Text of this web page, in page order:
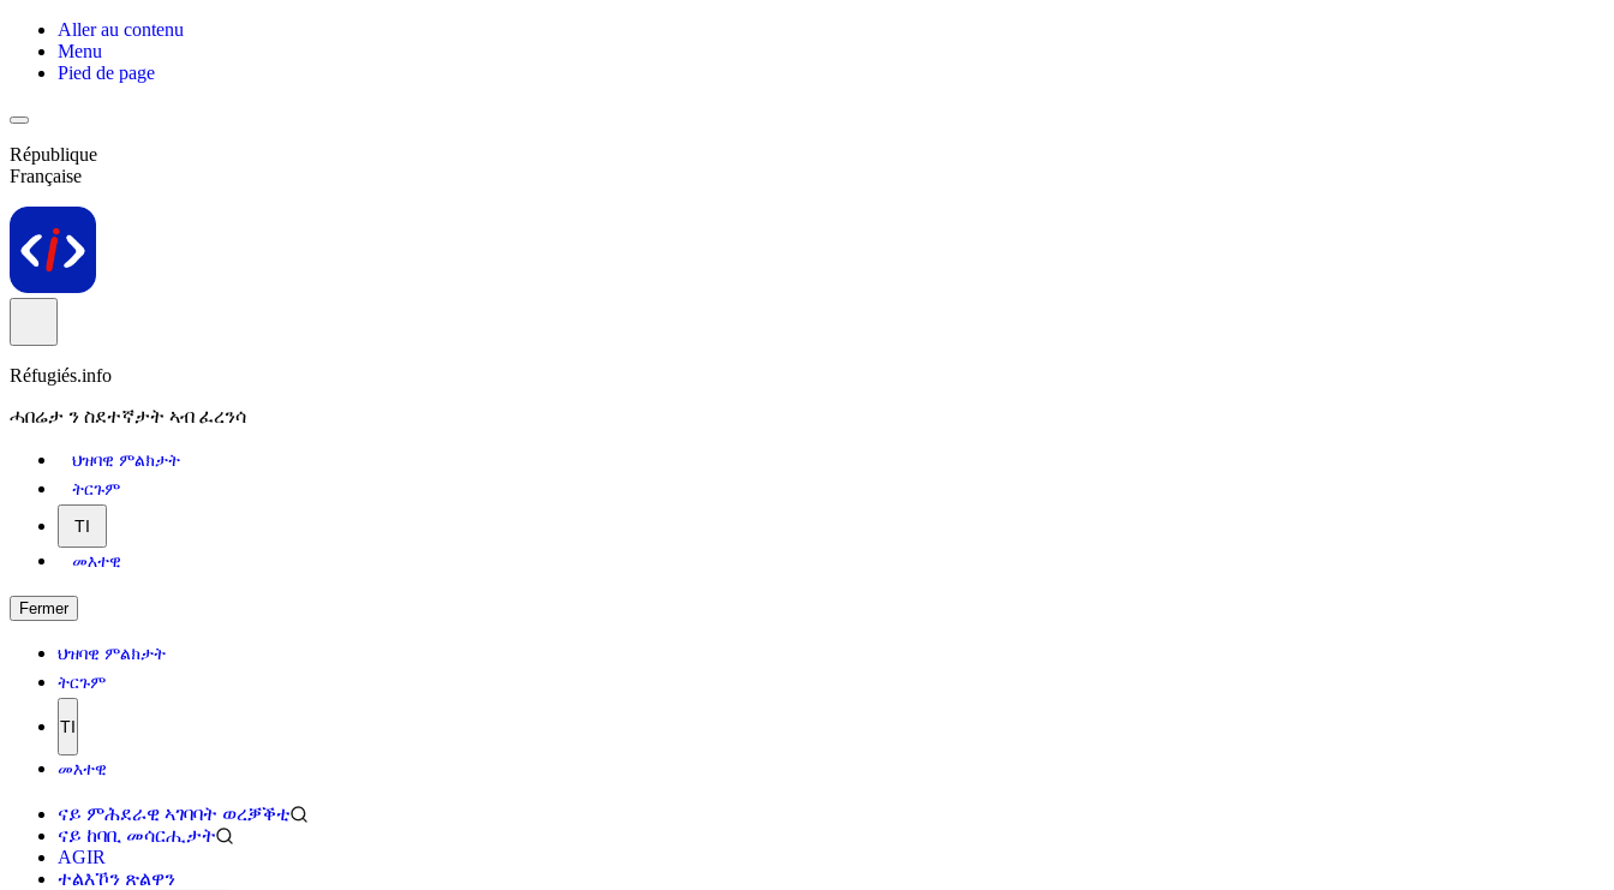
Aller au contenu
Menu
Pied de page
République
Française
Réfugiés.info
ሓበሬታ ን ስደተኛታት ኣብ ፈረንሳ
ህዝባዊ ምልክታት
ትርጉም
TI
መእተዊ
Fermer
ህዝባዊ ምልክታት
ትርጉም
TI
መእተዊ
ናይ ምሕደራዊ ኣገባባት ወረቓቕቲ
ናይ ከባቢ መሳርሒታት
AGIR
ተልእኾን ጽልዋን